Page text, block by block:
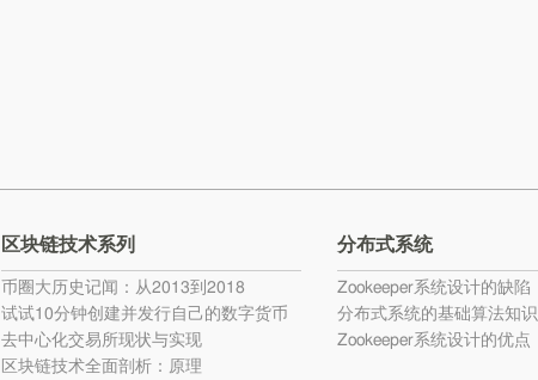
区块链技术系列
币圈大历史记闻：从2013到2018
试试10分钟创建并发行自己的数字货币
去中心化交易所现状与实现
区块链技术全面剖析：原理
分布式系统
Zookeeper系统设计的缺陷
分布式系统的基础算法知识
Zookeeper系统设计的优点